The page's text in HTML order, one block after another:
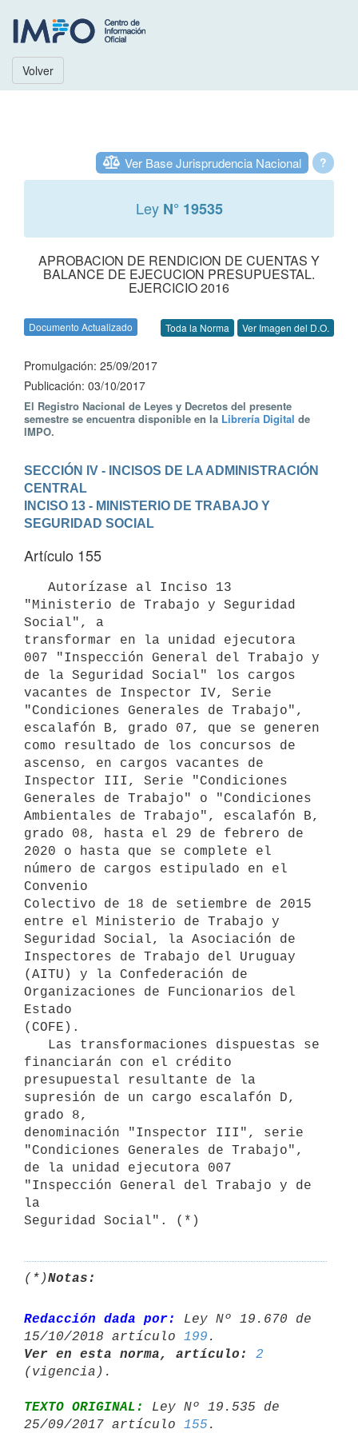
Volver
?
Ver Base Jurisprudencia Nacional
Ley N° 19535
APROBACION DE RENDICION DE CUENTAS Y
BALANCE DE EJECUCION PRESUPUESTAL.
EJERCICIO 2016
Documento Actualizado Toda la Norma Ver Imagen del D.O.
Promulgación: 25/09/2017
Publicación: 03/10/2017
El Registro Nacional de Leyes y Decretos del presente
semestre se encuentra disponible en la Librería Digital de
IMPO.
SECCIÓN IV - INCISOS DE LA ADMINISTRACIÓN
CENTRAL
INCISO 13 - MINISTERIO DE TRABAJO Y
SEGURIDAD SOCIAL
Artículo 155
"Ministerio de Trabajo y Seguridad
Social", a
transformar en la unidad ejecutora
007 "Inspección General del Trabajo y
de la Seguridad Social" los cargos
vacantes de Inspector IV, Serie
"Condiciones Generales de Trabajo",
escalafón B, grado 07, que se generen
como resultado de los concursos de
ascenso, en cargos vacantes de
Inspector III, Serie "Condiciones
Generales de Trabajo" o "Condiciones
Ambientales de Trabajo", escalafón B,
grado 08, hasta el 29 de febrero de
2020 o hasta que se complete el
número de cargos estipulado en el
Convenio
Colectivo de 18 de setiembre de 2015
entre el Ministerio de Trabajo y
Seguridad Social, la Asociación de
Inspectores de Trabajo del Uruguay
(AITU) y la Confederación de
Organizaciones de Funcionarios del
Estado
(COFE).
financiarán con el crédito
presupuestal resultante de la
supresión de un cargo escalafón D,
grado 8,
denominación "Inspector III", serie
"Condiciones Generales de Trabajo",
de la unidad ejecutora 007
"Inspección General del Trabajo y de
la
Seguridad Social". (*)
(*)Notas:
Redacción dada por:
Ley Nº 19.670 de
15/10/2018 artículo 199
Ver en esta norma, artículo:
2
TEXTO ORIGINAL:
Ley Nº 19.535 de
25/09/2017 artículo 155